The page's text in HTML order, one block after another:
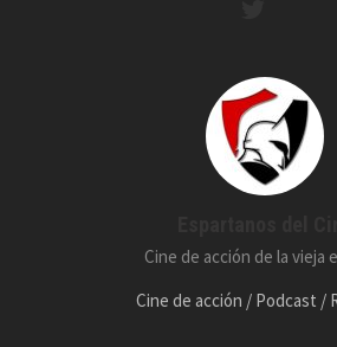
Cine de acción de la vieja
Cine de acción / Podcast /